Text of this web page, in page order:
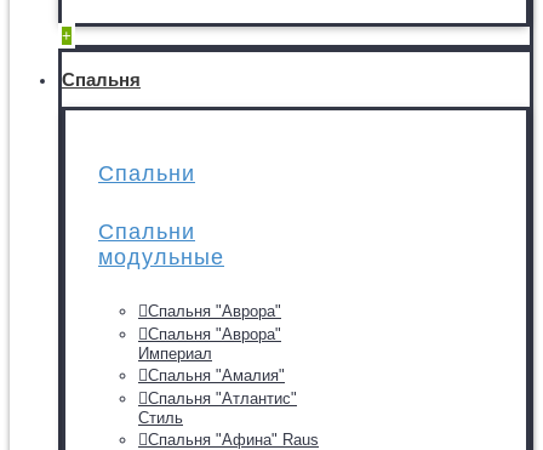
+
Спальня
Спальни
Спальни
модульные
Спальня "Аврора"
Спальня "Аврора"
Империал
Спальня "Амалия"
Спальня "Атлантис"
Стиль
Спальня "Афина" Raus